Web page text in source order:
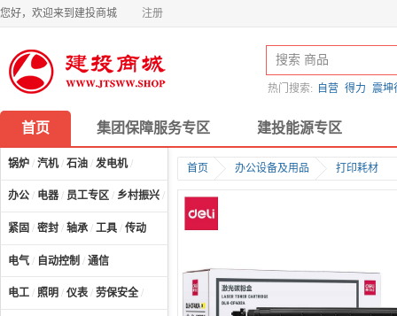
您好，欢迎来到建投商城 注册
热门搜索: 自营 得力 震坤
首页 集团保障服务专区 建投能源专区
锅炉 / 汽机/ 石油 / 发电机/
办公 / 电器 / 员工专区 / 乡村振兴 / 计算机及配件
紧固 / 密封 / 轴承 / 工具 / 传动
电气 / 自动控制 / 通信
电工 / 照明 / 仪表 / 劳保安全 /
首页 办公设备及用品 打印耗材